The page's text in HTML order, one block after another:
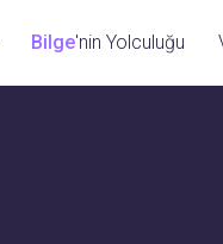
Bilge'nin Yolculuğu